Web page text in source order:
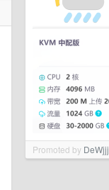
Promoted by DeWjjj